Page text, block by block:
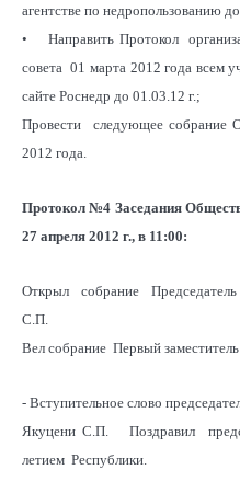
агентстве по недропользованию
• Направить Протокол
совета 01 марта 2012 года всем
сайте Роснедр до 01.03.12 г.;
Провести следующее собрание
2012 года.
Протокол №4 Заседания
27 апреля 2012 г., в 11:00:
Открыл собрание
С.П.
Вел собрание Первый
- Вступительное слово
Якуцени С.П. Поздравил
летием Республики.